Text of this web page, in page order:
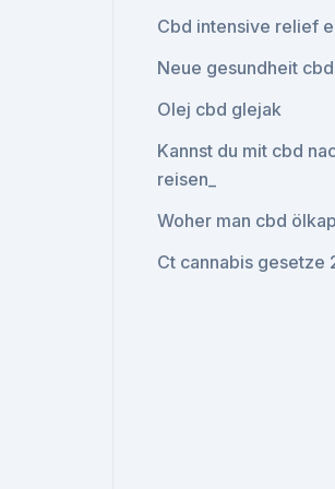
Cbd intensive relief
Neue gesundheit
Olej cbd glejak
Kannst du mit cbd
reisen_
Woher man cbd
Ct cannabis gesetze